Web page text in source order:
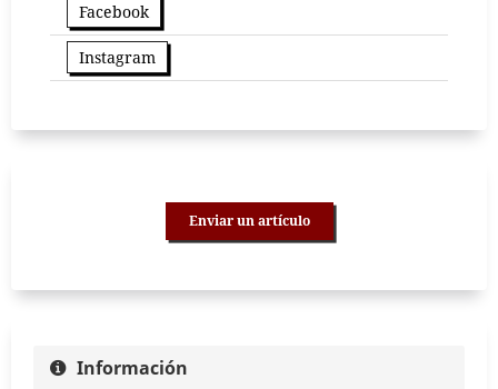
Facebook
Instagram
Enviar un artículo
Información